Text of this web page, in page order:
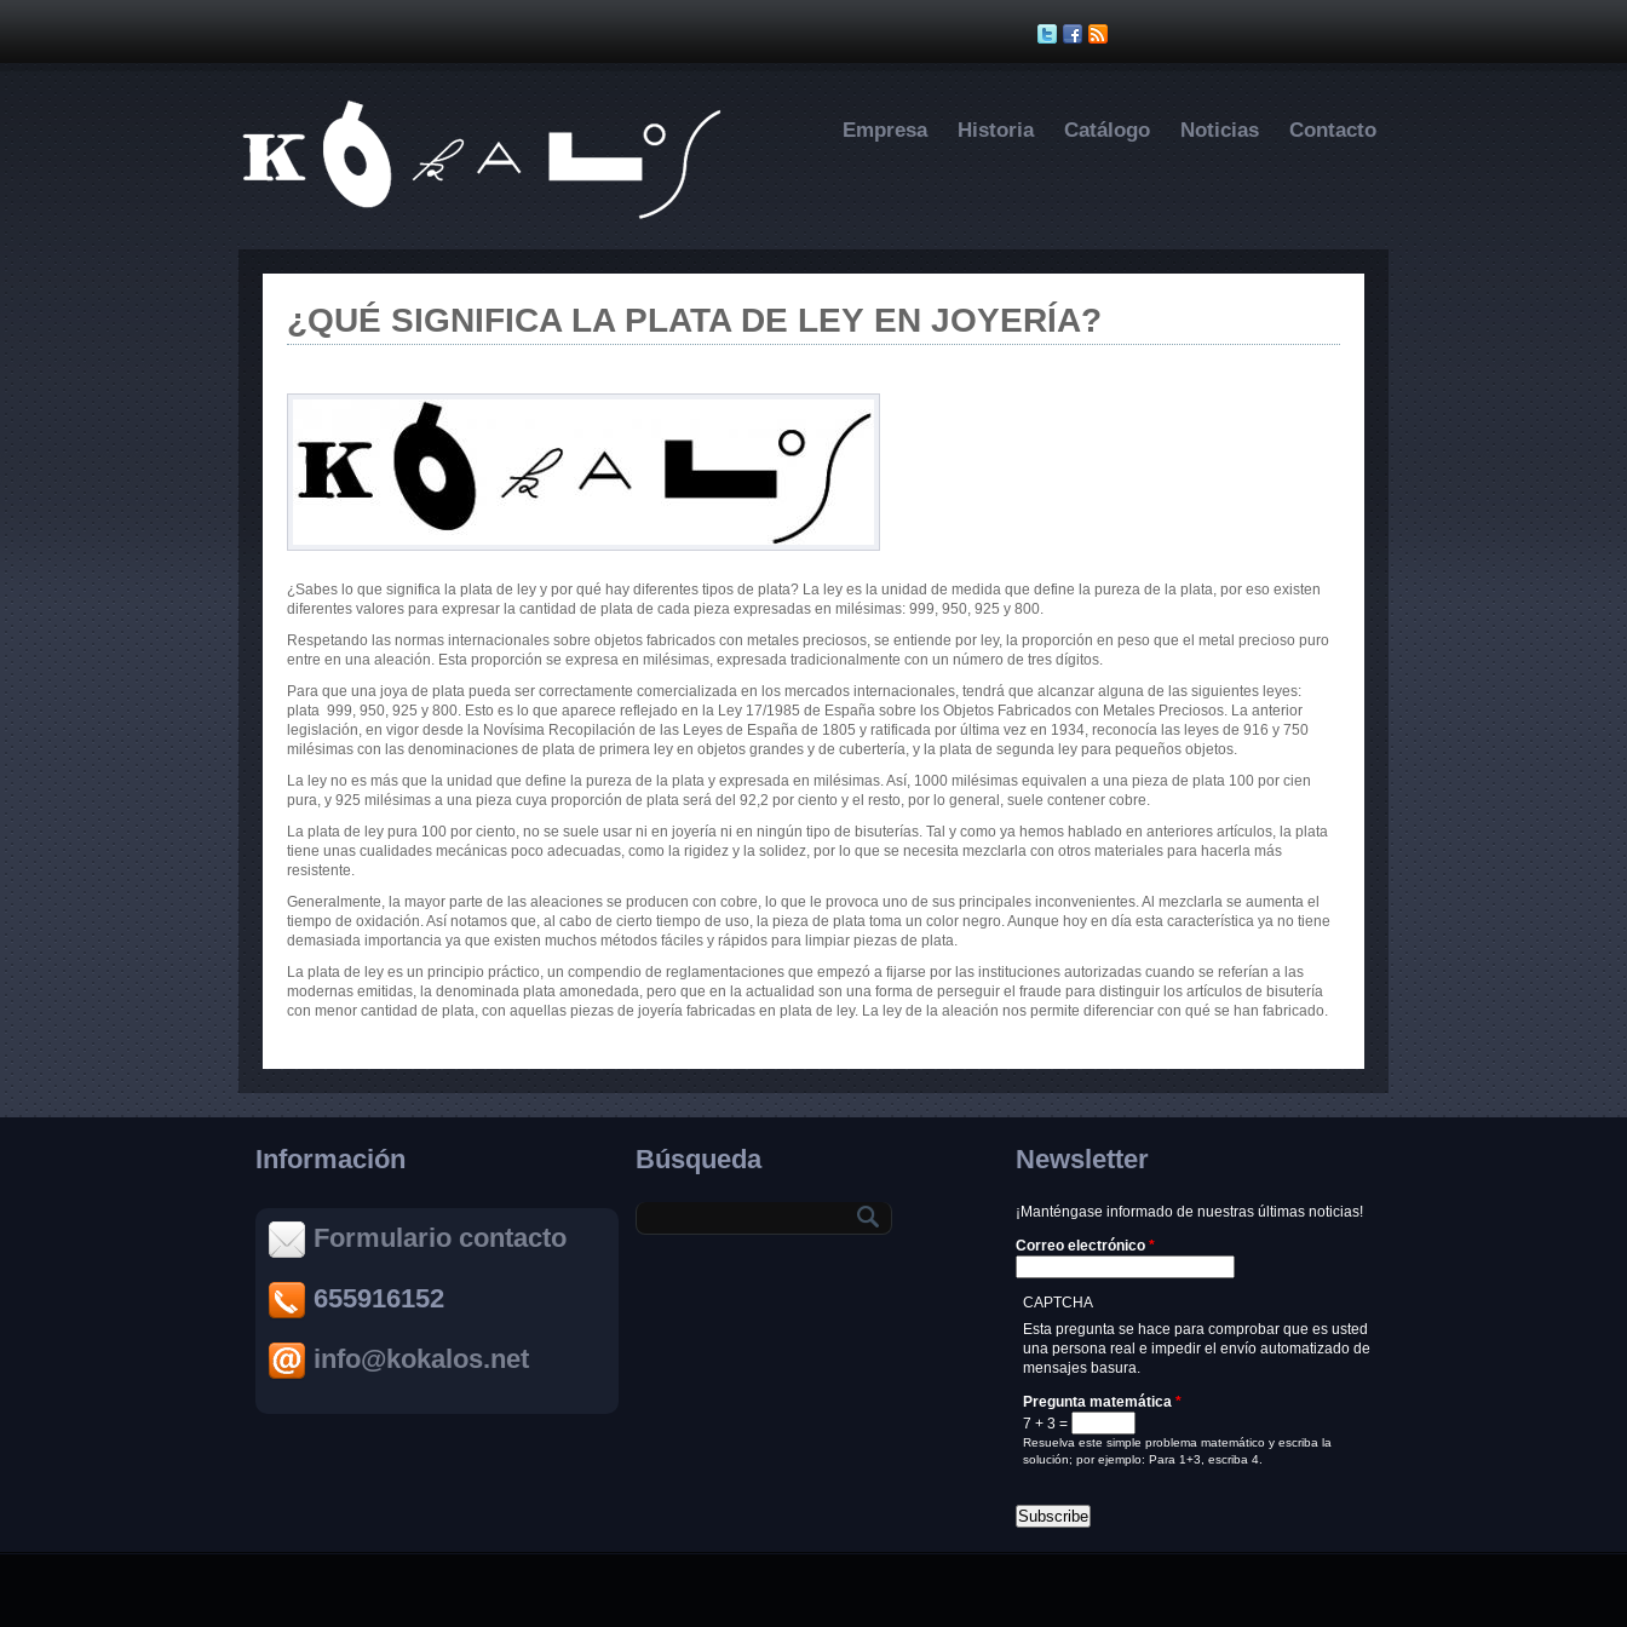
Empresa Historia Catálogo Noticias Contacto
¿QUÉ SIGNIFICA LA PLATA DE LEY EN JOYERÍA?
¿Sabes lo que significa la plata de ley y por qué hay diferentes tipos de plata? La ley es la unidad de medida que define la pureza de la plata, por eso existen
diferentes valores para expresar la cantidad de plata de cada pieza expresadas en milésimas: 999, 950, 925 y 800.
Respetando las normas internacionales sobre objetos fabricados con metales preciosos, se entiende por ley, la proporción en peso que el metal precioso puro
entre en una aleación. Esta proporción se expresa en milésimas, expresada tradicionalmente con un número de tres dígitos.
Para que una joya de plata pueda ser correctamente comercializada en los mercados internacionales, tendrá que alcanzar alguna de las siguientes leyes:
plata 999, 950, 925 y 800. Esto es lo que aparece reflejado en la Ley 17/1985 de España sobre los Objetos Fabricados con Metales Preciosos. La anterior
legislación, en vigor desde la Novísima Recopilación de las Leyes de España de 1805 y ratificada por última vez en 1934, reconocía las leyes de 916 y 750
milésimas con las denominaciones de plata de primera ley en objetos grandes y de cubertería, y la plata de segunda ley para pequeños objetos.
La ley no es más que la unidad que define la pureza de la plata y expresada en milésimas. Así, 1000 milésimas equivalen a una pieza de plata 100 por cien
pura, y 925 milésimas a una pieza cuya proporción de plata será del 92,2 por ciento y el resto, por lo general, suele contener cobre.
La plata de ley pura 100 por ciento, no se suele usar ni en joyería ni en ningún tipo de bisuterías. Tal y como ya hemos hablado en anteriores artículos, la plata
tiene unas cualidades mecánicas poco adecuadas, como la rigidez y la solidez, por lo que se necesita mezclarla con otros materiales para hacerla más
resistente.
Generalmente, la mayor parte de las aleaciones se producen con cobre, lo que le provoca uno de sus principales inconvenientes. Al mezclarla se aumenta el
tiempo de oxidación. Así notamos que, al cabo de cierto tiempo de uso, la pieza de plata toma un color negro. Aunque hoy en día esta característica ya no tiene
demasiada importancia ya que existen muchos métodos fáciles y rápidos para limpiar piezas de plata.
La plata de ley es un principio práctico, un compendio de reglamentaciones que empezó a fijarse por las instituciones autorizadas cuando se referían a las
modernas emitidas, la denominada plata amonedada, pero que en la actualidad son una forma de perseguir el fraude para distinguir los artículos de bisutería
con menor cantidad de plata, con aquellas piezas de joyería fabricadas en plata de ley. La ley de la aleación nos permite diferenciar con qué se han fabricado.
Información
Formulario contacto
655916152
info@kokalos.net
Búsqueda Newsletter
¡Manténgase informado de nuestras últimas noticias!
Correo electrónico *
CAPTCHA
Esta pregunta se hace para comprobar que es usted
una persona real e impedir el envío automatizado de
mensajes basura.
Pregunta matemática *
7 + 3 =
Resuelva este simple problema matemático y escriba la
solución; por ejemplo: Para 1+3, escriba 4.